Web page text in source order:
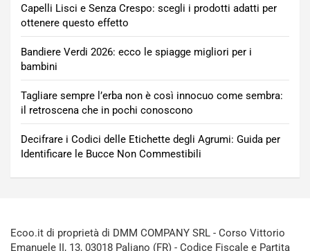
Capelli Lisci e Senza Crespo: scegli i prodotti adatti per
ottenere questo effetto
Bandiere Verdi 2026: ecco le spiagge migliori per i
bambini
Tagliare sempre l’erba non è così innocuo come sembra:
il retroscena che in pochi conoscono
Decifrare i Codici delle Etichette degli Agrumi: Guida per
Identificare le Bucce Non Commestibili
Ecoo.it di proprietà di DMM COMPANY SRL - Corso Vittorio
Emanuele II, 13, 03018 Paliano (FR) - Codice Fiscale e Partita